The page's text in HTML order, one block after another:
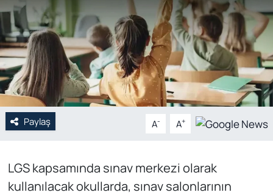
Paylaş A- A+
LGS kapsamında sınav merkezi olarak
kullanılacak okullarda, sınav salonlarının
Özel Haber
POLİTİKA
Siyaset
Spor
Yerel